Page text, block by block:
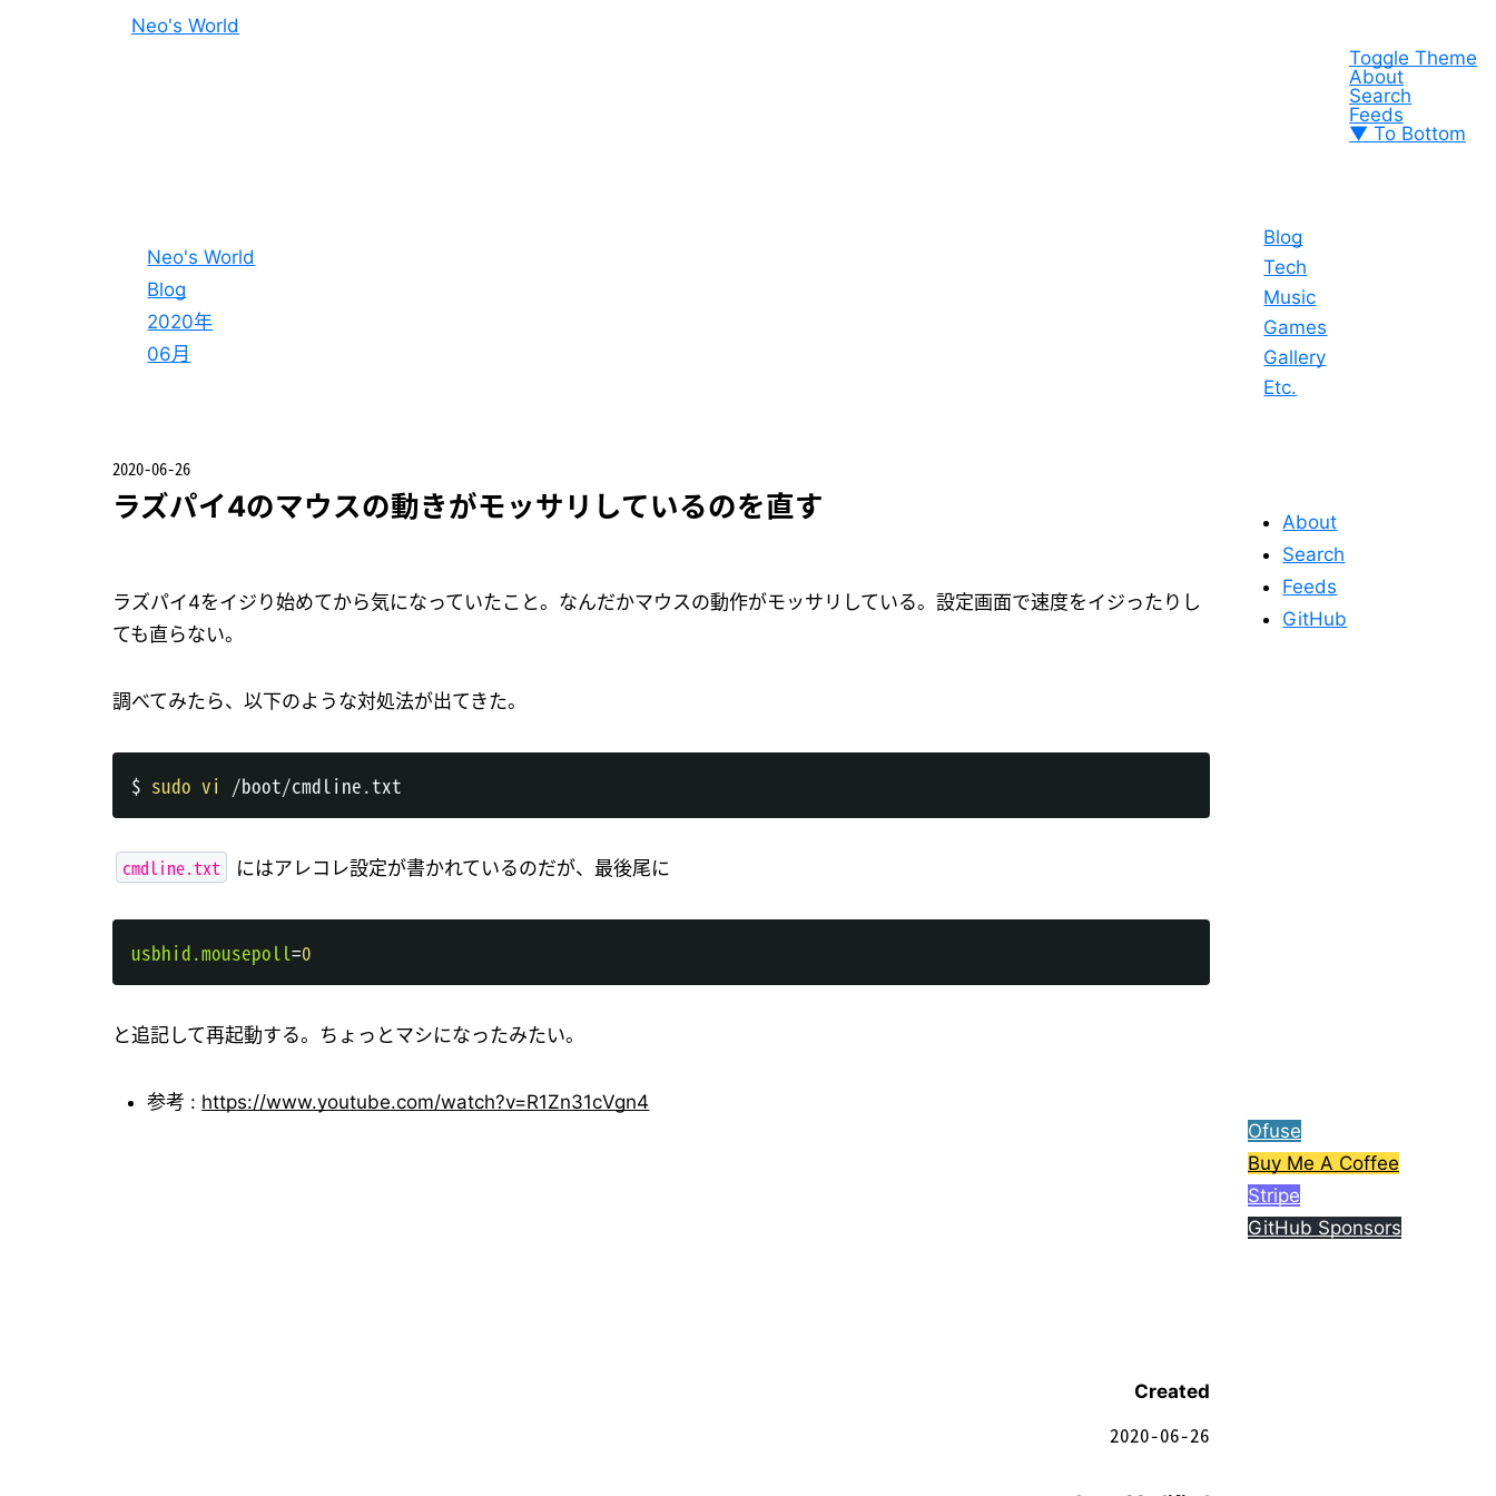
Neo's World
Toggle Theme
About
Search
Feeds
▼ To Bottom
Blog
Tech
Music
Games
Gallery
Etc.
Neo's World
Blog
2020年
06月
2020-06-26
ラズパイ4のマウスの動きがモッサリしているのを直す
ラズパイ4をイジり始めてから気になっていたこと。なんだかマウスの動作がモッサリしている。設定画面で速度をイジったりし
ても直らない。
調べてみたら、以下のような対処法が出てきた。
$ sudo vi
cmdline.txt にはアレコレ設定が書かれているのだが、最後尾に
usbhid.mousepoll=0
と追記して再起動する。ちょっとマシになったみたい。
参考 : https://www.youtube.com/watch?v=R1Zn31cVgn4
Ofuse
Buy Me A Coffee
Stripe
GitHub Sponsors
Created
2020-06-26
About
Search
Feeds
GitHub